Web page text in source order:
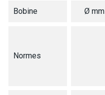
Bobine Ø mm
Normes